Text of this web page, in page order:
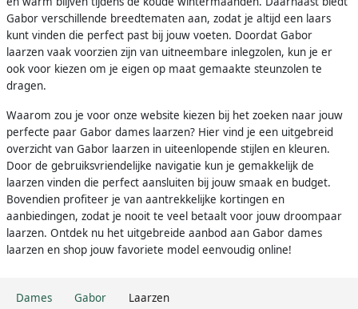
Dames Gabor Laarzen
Gabor verschillende breedtematen aan, zodat je altijd een laars
kunt vinden die perfect past bij jouw voeten. Doordat Gabor
laarzen vaak voorzien zijn van uitneembare inlegzolen, kun je er
ook voor kiezen om je eigen op maat gemaakte steunzolen te
dragen.
Waarom zou je voor onze website kiezen bij het zoeken naar jouw
perfecte paar Gabor dames laarzen? Hier vind je een uitgebreid
overzicht van Gabor laarzen in uiteenlopende stijlen en kleuren.
Door de gebruiksvriendelijke navigatie kun je gemakkelijk de
laarzen vinden die perfect aansluiten bij jouw smaak en budget.
Bovendien profiteer je van aantrekkelijke kortingen en
aanbiedingen, zodat je nooit te veel betaalt voor jouw droompaar
laarzen. Ontdek nu het uitgebreide aanbod aan Gabor dames
laarzen en shop jouw favoriete model eenvoudig online!